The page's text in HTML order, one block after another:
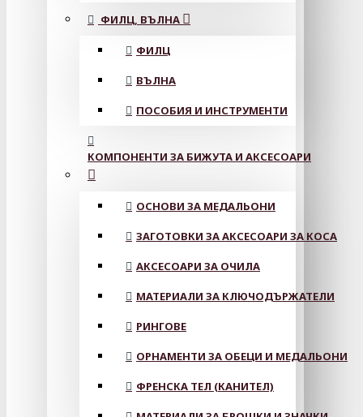
ФИЛЦ, ВЪЛНА
ФИЛЦ
ВЪЛНА
ПОСОБИЯ И ИНСТРУМЕНТИ
КОМПОНЕНТИ ЗА БИЖУТА И АКСЕСОАРИ
ОСНОВИ ЗА МЕДАЛЬОНИ
ЗАГОТОВКИ ЗА АКСЕСОАРИ ЗА КОСА
АКСЕСОАРИ ЗА ОЧИЛА
МАТЕРИАЛИ ЗА КЛЮЧОДЪРЖАТЕЛИ
РИНГОВЕ
ОРНАМЕНТИ ЗА ОБЕЦИ И МЕДАЛЬОНИ
ФРЕНСКА ТЕЛ (КАНИТЕЛ)